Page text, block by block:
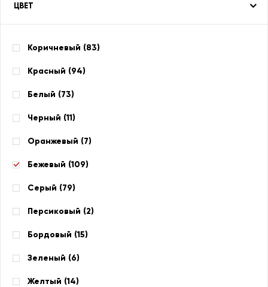
ЦВЕТ
Коричневый (83)
Красный (94)
Белый (73)
Черный (11)
Оранжевый (7)
Бежевый (109)
Серый (79)
Персиковый (2)
Бордовый (15)
Зеленый (6)
Желтый (14)